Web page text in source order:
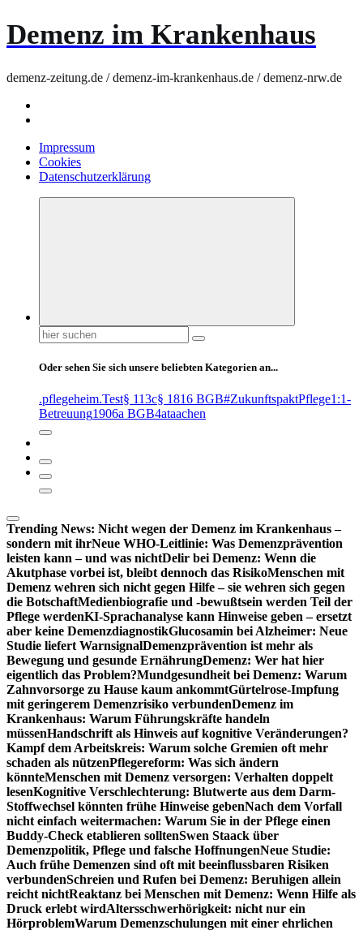
Demenz im Krankenhaus
demenz-zeitung.de / demenz-im-krankenhaus.de / demenz-nrw.de
Impressum
Cookies
Datenschutzerklärung
Suchen
nach:
Oder sehen Sie sich unsere beliebten Kategorien an...
.pflegeheim.Test§ 113c§ 1816 BGB#ZukunftspaktPflege1:1-
Betreuung1906a BGB4ataachen
Trending News: Nicht wegen der Demenz im Krankenhaus –
sondern mit ihrNeue WHO-Leitlinie: Was Demenzprävention
leisten kann – und was nichtDelir bei Demenz: Wenn die
Akutphase vorbei ist, bleibt dennoch das RisikoMenschen mit
Demenz wehren sich nicht gegen Hilfe – sie wehren sich gegen
die BotschaftMedienbiografie und -bewußtsein werden Teil der
Pflege werdenKI-Sprachanalyse kann Hinweise geben – ersetzt
aber keine DemenzdiagnostikGlucosamin bei Alzheimer: Neue
Studie liefert WarnsignalDemenzprävention ist mehr als
Bewegung und gesunde ErnährungDemenz: Wer hat hier
eigentlich das Problem?Mundgesundheit bei Demenz: Warum
Zahnvorsorge zu Hause kaum ankommtGürtelrose-Impfung
mit geringerem Demenzrisiko verbundenDemenz im
Krankenhaus: Warum Führungskräfte handeln
müssenHandschrift als Hinweis auf kognitive Veränderungen?
Kampf dem Arbeitskreis: Warum solche Gremien oft mehr
schaden als nützenPflegereform: Was sich ändern
könnteMenschen mit Demenz versorgen: Verhalten doppelt
lesenKognitive Verschlechterung: Blutwerte aus dem Darm-
Stoffwechsel könnten frühe Hinweise gebenNach dem Vorfall
nicht einfach weitermachen: Warum Sie in der Pflege einen
Buddy-Check etablieren solltenSwen Staack über
Demenzpolitik, Pflege und falsche HoffnungenNeue Studie:
Auch frühe Demenzen sind oft mit beeinflussbaren Risiken
verbundenSchreien und Rufen bei Demenz: Beruhigen allein
reicht nichtReaktanz bei Menschen mit Demenz: Wenn Hilfe als
Druck erlebt wirdAltersschwerhörigkeit: nicht nur ein
HörproblemWarum Demenzschulungen mit einer ehrlichen